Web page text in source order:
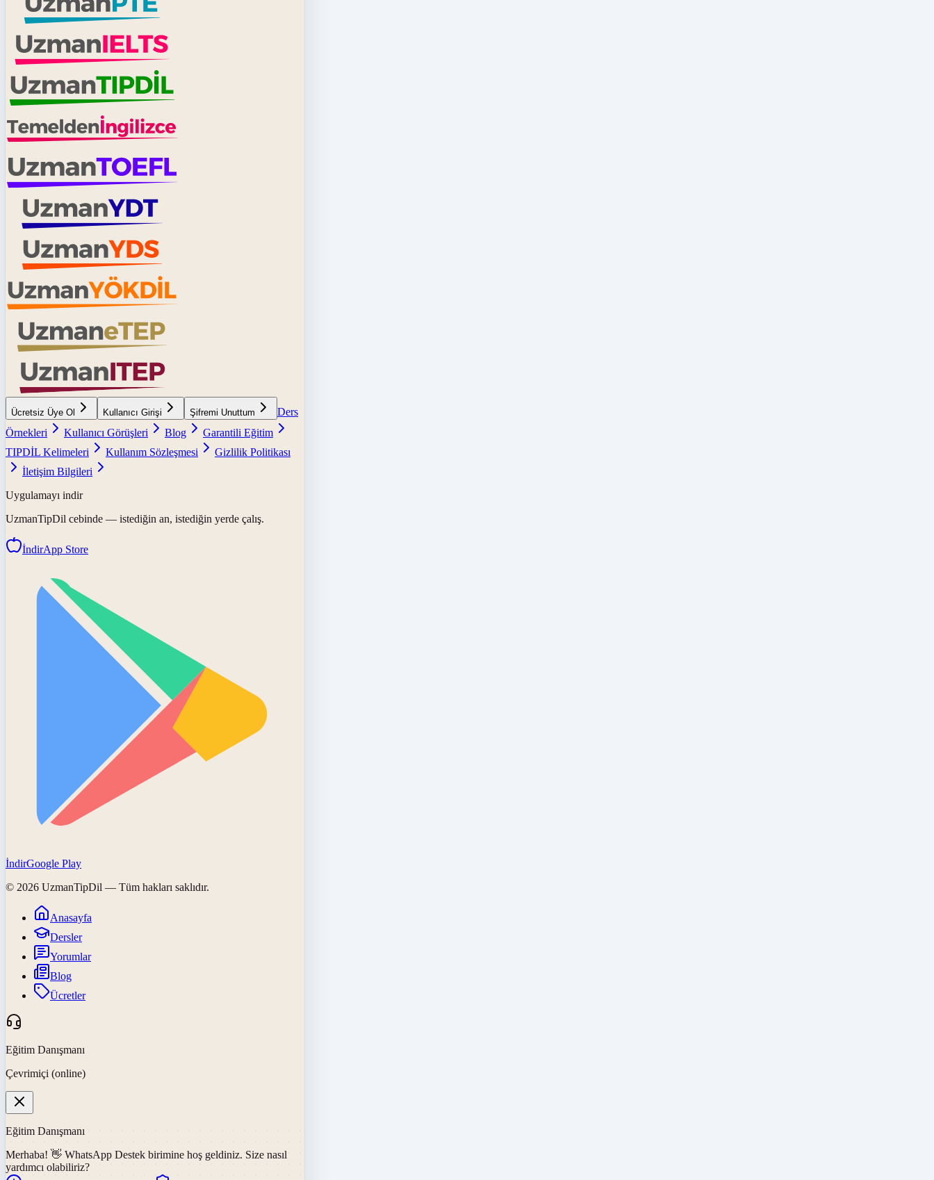
Ücretsiz Üye Ol Kullanıcı Girişi Şifremi Unuttum
Ders
Örnekleri
Kullanıcı Görüşleri Blog
Garantili Eğitim
TIPDİL Kelimeleri
Kullanım Sözleşmesi
Gizlilik Politikası
İletişim Bilgileri
Uygulamayı indir
UzmanTipDil cebinde — istediğin an, istediğin yerde çalış.
İndirApp Store
İndirGoogle Play
© 2026 UzmanTipDil — Tüm hakları saklıdır.
Anasayfa
Dersler
Yorumlar
Blog
Ücretler
Eğitim Danışmanı
Çevrimiçi (online)
Eğitim Danışmanı
Merhaba! 👋 WhatsApp Destek birimine hoş geldiniz. Size nasıl
yardımcı olabiliriz?